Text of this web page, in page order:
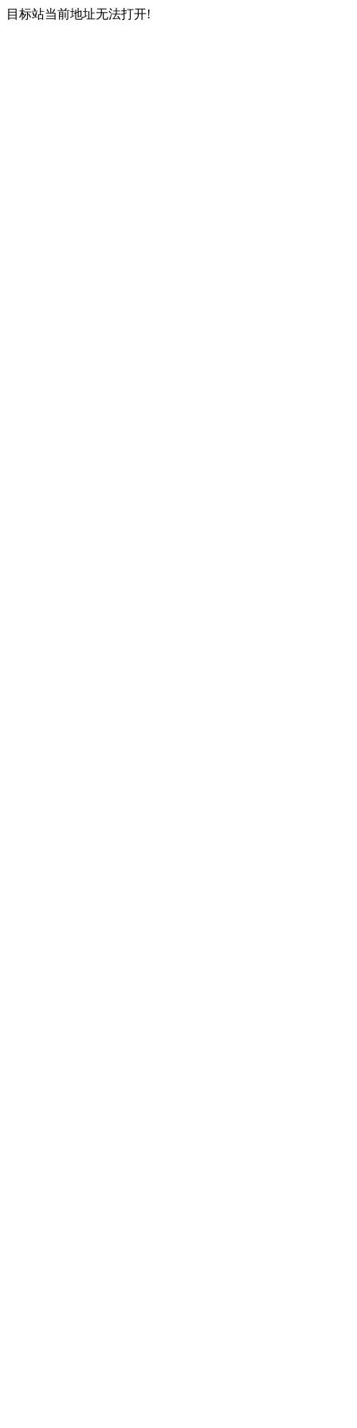
目标站当前地址无法打开!